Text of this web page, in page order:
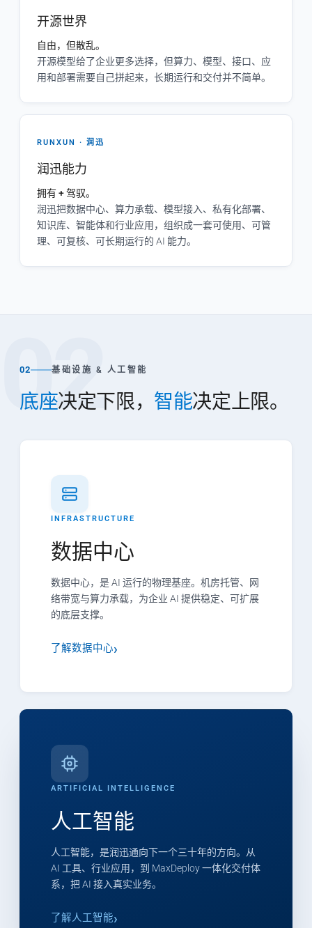
开源世界
自由，但散乱。
开源模型给了企业更多选择，但算力、模型、接口、应
用和部署需要自己拼起来，长期运行和交付并不简单。
RUNXUN · 润迅
润迅能力
拥有 + 驾驭。
润迅把数据中心、算力承载、模型接入、私有化部署、
知识库、智能体和行业应用，组织成一套可使用、可管
理、可复核、可长期运行的 AI 能力。
02
02 基础设施 & 人工智能
底座决定下限， 智能决定上限。
INFRASTRUCTURE
数据中心
数据中心，是 AI 运行的物理基座。机房托管、网
络带宽与算力承载，为企业 AI 提供稳定、可扩展
的底层支撑。
了解数据中心
ARTIFICIAL INTELLIGENCE
人工智能
人工智能，是润迅通向下一个三十年的方向。从
AI 工具、行业应用，到 MaxDeploy 一体化交付体
系，把 AI 接入真实业务。
了解人工智能